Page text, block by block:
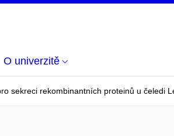
O univerzitě
sekreci rekombinantních proteinů u čeledi